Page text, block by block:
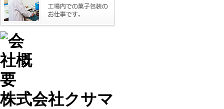
株式会社クサマ